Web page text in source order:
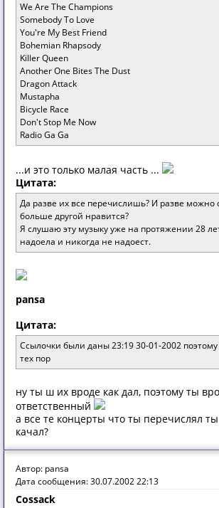
We Are The Champions
Somebody To Love
You're My Best Friend
Bohemian Rhapsody
Killer Queen
Another One Bites The Dust
Dragon Attack
Mustapha
Bicycle Race
Don't Stop Me Now
Radio Ga Ga
...и это только малая часть ...
Цитата:
Да разве их все перечислишь? И разве можно
больше другой нравится?
Я слушаю эту музыку уже на протяжении 28
надоела и никогда не надоест.
pansa
Цитата:
Ссылoчки были дaны 23:19 30-01-2002 пoэтoму
тех пoр
ну ты ш их вроде как дал, поэтому ты
ответственный
а все те концерты что ты перечислял
качал?
Автор: pansa
Дата сообщения: 30.07.2002 22:13
Cossack